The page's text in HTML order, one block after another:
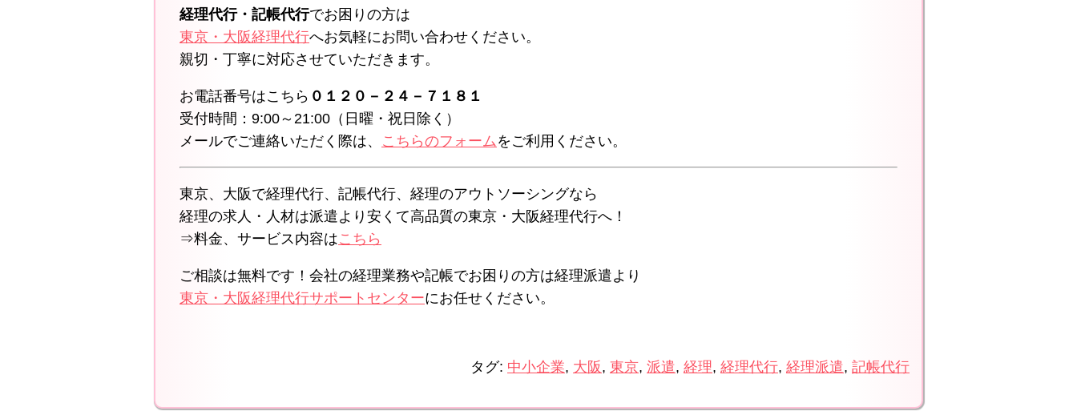
経理代行・記帳代行でお困りの方は
東京・大阪経理代行へお気軽にお問い合わせください。
親切・丁寧に対応させていただきます。
お電話番号はこちら ０１２０－２４－７１８１
受付時間：9:00～21:00（日曜・祝日除く）
メールでご連絡いただく際は、 こちらのフォーム をご利用ください。
東京、大阪で経理代行、記帳代行、経理のアウトソーシングなら
経理の求人・人材は派遣より安くて高品質の東京・大阪経理代行へ！
⇒料金、サービス内容はこちら
ご相談は無料です！会社の経理業務や記帳でお困りの方は経理派遣より
東京・大阪経理代行サポートセンターにお任せください。
タグ: 中小企業, 大阪, 東京, 派遣, 経理, 経理代行, 経理派遣, 記帳代行